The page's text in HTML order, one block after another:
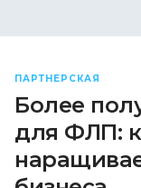
ПАРТНЕРСКАЯ
Более
для ФЛП: